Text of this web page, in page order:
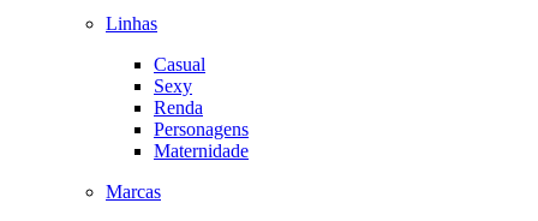
Linhas
Casual
Sexy
Renda
Personagens
Maternidade
Marcas